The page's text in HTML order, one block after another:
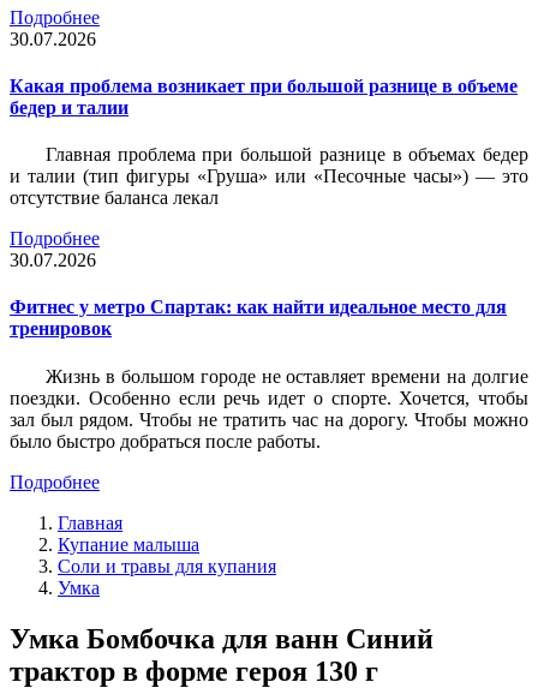
Подробнее
30.07.2026
Какая проблема возникает при большой разнице в объеме
бедер и талии
Главная проблема при большой разнице в объемах бедер
и талии (тип фигуры «Груша» или «Песочные часы») — это
отсутствие баланса лекал
Подробнее
30.07.2026
Фитнес у метро Спартак: как найти идеальное место для
тренировок
Жизнь в большом городе не оставляет времени на долгие
поездки. Особенно если речь идет о спорте. Хочется, чтобы
зал был рядом. Чтобы не тратить час на дорогу. Чтобы можно
было быстро добраться после работы.
Подробнее
Главная
Купание малыша
Соли и травы для купания
Умка
Умка Бомбочка для ванн Синий
трактор в форме героя 130 г